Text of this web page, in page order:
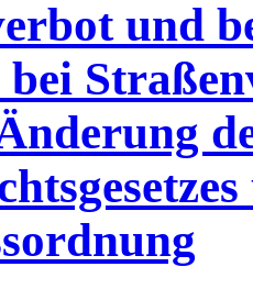
und